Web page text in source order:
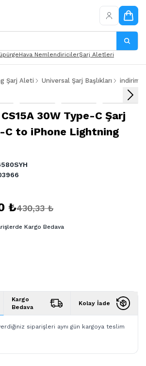
Hava NemlendiricilerŞarj Aletleri
Şarj Aleti Universal Şarj Başlıkları
CS15A 30W Type-C Şarj
C to iPhone Lightning
₺430,33 ₺
Kargo Bedava
Kargo
Bedava
Kolay İade
siparişleri aynı gün kargoya teslim